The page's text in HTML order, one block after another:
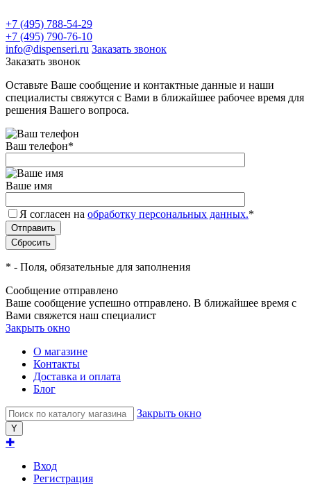
+7 (495) 788-54-29
+7 (495) 790-76-10
info@dispenseri.ru Заказать звонок
Заказать звонок
Оставьте Ваше сообщение и контактные данные и наши
специалисты свяжутся с Вами в ближайшее рабочее время для
решения Вашего вопроса.
Ваш телефон*
Ваше имя
Я согласен на обработку персональных данных.*
* - Поля, обязательные для заполнения
Сообщение отправлено
Ваше сообщение успешно отправлено. В ближайшее время с
Вами свяжется наш специалист
Закрыть окно
О магазине
Контакты
Доставка и оплата
Блог
Закрыть окно
✚
Вход
Регистрация